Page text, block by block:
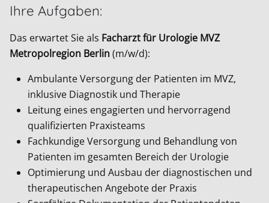
Ihre Aufgaben:
Das erwartet Sie als Facharzt für Urologie MVZ
Metropolregion Berlin(m/w/d):
Ambulante Versorgung der Patienten im MVZ,
inklusive Diagnostik und Therapie
Leitung eines engagierten und hervorragend
qualifizierten Praxisteams
Fachkundige Versorgung und Behandlung von
Patienten im gesamten Bereich der Urologie
Optimierung und Ausbau der diagnostischen und
therapeutischen Angebote der Praxis